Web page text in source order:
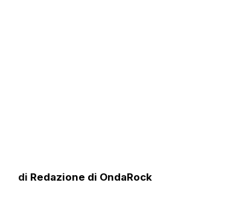
di Redazione di OndaRock